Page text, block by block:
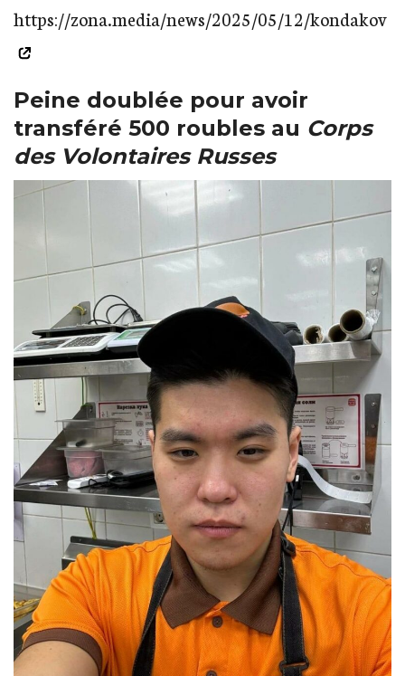
https://zona.media/news/2025/05/12/kondakov
Peine doublée pour avoir
transféré 500 roubles au Corps
des Volontaires Russes